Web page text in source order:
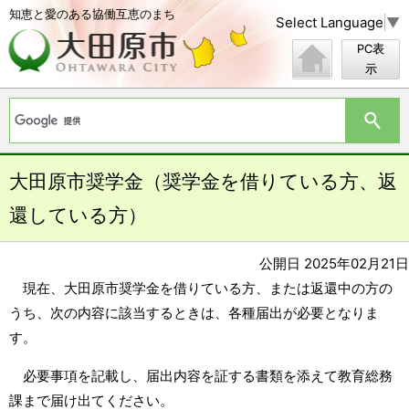
知恵と愛のある協働互恵のまち Select Language ▼
PC表
示
大田原市奨学金（奨学金を借りている方、返
還している方）
公開日 2025年02月21日
現在、大田原市奨学金を借りている方、または返還中の方の
うち、次の内容に該当するときは、各種届出が必要となりま
す。
必要事項を記載し、届出内容を証する書類を添えて教育総務
課まで届け出てください。